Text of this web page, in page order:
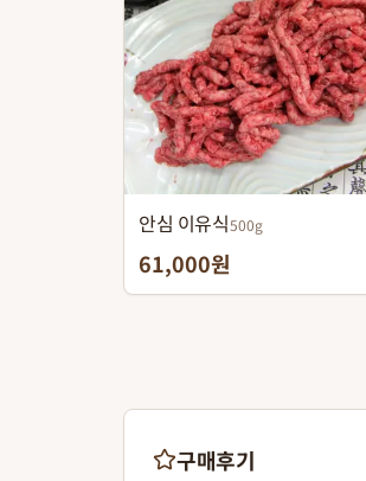
안심 이유식500g
61,000원
구매후기